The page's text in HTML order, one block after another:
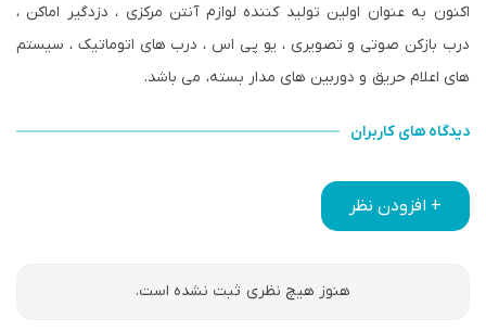
اکنون به عنوان اولین تولید کننده لوازم آنتن مرکزی ، دزدگیر اماکن ،
درب بازکن صوتی و تصویری ، یو پی اس ، درب های اتوماتیک ، سیستم
های اعلام حریق و دوربین های مدار بسته، می باشد.
دیدگاه های کاربران
+ افزودن نظر
هنوز هیچ نظری ثبت نشده است.